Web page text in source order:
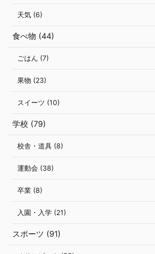
天気 (6)
食べ物 (44)
ごはん (7)
果物 (23)
スイーツ (10)
学校 (79)
校舎・道具 (8)
運動会 (38)
卒業 (8)
入園・入学 (21)
スポーツ (91)